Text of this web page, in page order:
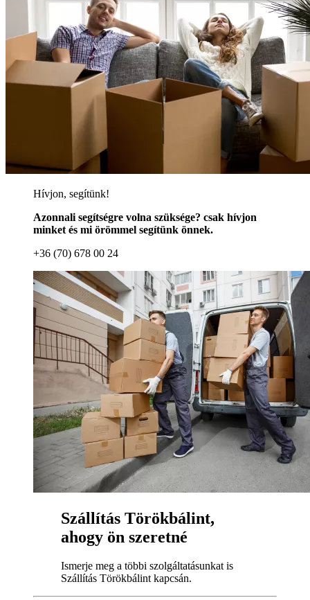
Hívjon, segítünk!
Azonnali segítségre volna szüksége? csak hívjon
minket és mi örömmel segítünk önnek.
+36 (70) 678 00 24
Szállítás Törökbálint,
ahogy ön szeretné
Ismerje meg a többi szolgáltatásunkat is
Szállítás Törökbálint kapcsán.